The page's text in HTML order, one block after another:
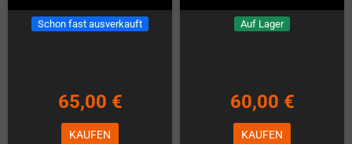
Schon fast ausverkauft
65,00 €
KAUFEN
Auf Lager
60,00 €
KAUFEN